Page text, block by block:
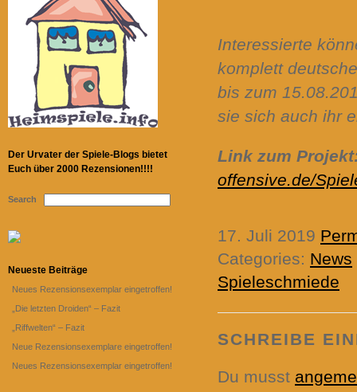
Interessierte
komplett
bis zum
sie sich auch ihr
Link zum
offensive.de/
17. Juli 2019
Categories: News
Spieleschmiede
SCHREIBE
Du musst
Der Urvater der Spiele-Blogs bietet
Euch über 2000 Rezensionen!!!!
Search
Neueste Beiträge
Neues Rezensionsexemplar eingetroffen!
„Die letzten Droiden“ – Fazit
„Riffwelten“ – Fazit
Neue Rezensionsexemplare eingetroffen!
Neues Rezensionsexemplar eingetroffen!